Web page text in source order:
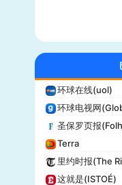
Vice
商业内幕
iHeartRadio
纽约客(New
娱乐周刊
芝加哥论坛报
财富(Fortune)
纽约每日新闻
环球在线(uol)
环球电视网
圣保罗页报
Terra
里约时报(The
这就是(ISTOÉ)